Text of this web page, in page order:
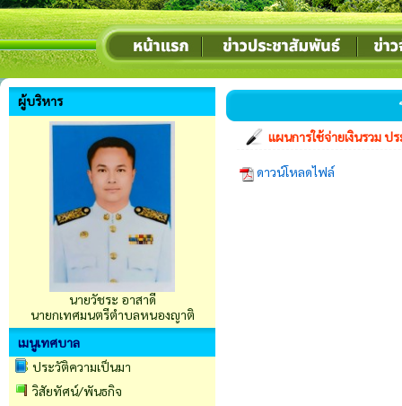
ผู้บริหาร
นายวัชระ อาสาดี
นายกเทศมนตรีตำบลหนองญาติ
เมนูเทศบาล
ประวัติความเป็นมา
วิสัยทัศน์/พันธกิจ
แผนการใช้จ่ายเงินรวม
ดาวน์โหลดไฟล์